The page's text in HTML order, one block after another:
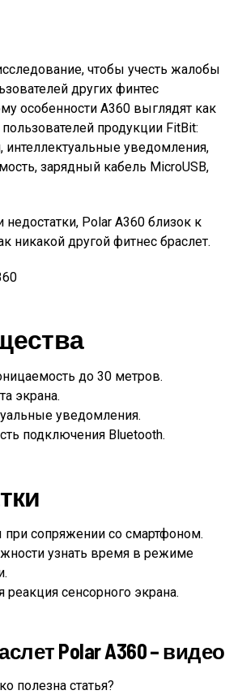
чтобы учесть жалобы
других финтес
особенности A360 выглядят как
продукции FitBit:
интеллектуальные уведомления,
зарядный кабель MicroUSB,
недостатки, Polar A360 близок к
никакой другой фитнес браслет.
до 30 метров.
экрана.
уведомления.
подключения Bluetooth.
сопряжении со смартфоном.
узнать время в режиме
реакция сенсорного экрана.
Polar A360 – видео
полезна статья?